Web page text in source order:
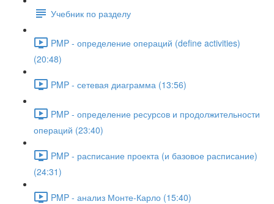
Учебник по разделу
PMP - определение операций (define activities)
(20:48)
PMP - сетевая диаграмма (13:56)
PMP - определение ресурсов и продолжительности
операций (23:40)
PMP - расписание проекта (и базовое расписание)
(24:31)
PMP - анализ Монте-Карло (15:40)